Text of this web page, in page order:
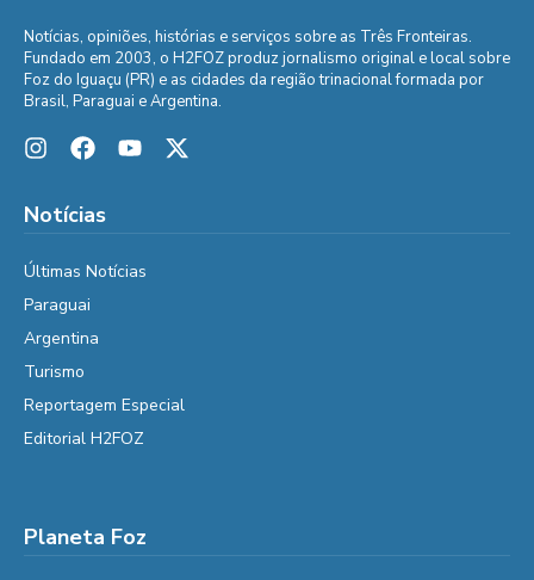
Notícias, opiniões, histórias e serviços sobre as Três Fronteiras.
Fundado em 2003, o H2FOZ produz jornalismo original e local sobre
Foz do Iguaçu (PR) e as cidades da região trinacional formada por
Brasil, Paraguai e Argentina.
Notícias
Últimas Notícias
Paraguai
Argentina
Turismo
Reportagem Especial
Editorial H2FOZ
Planeta Foz